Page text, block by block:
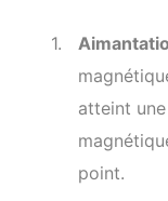
atteint
point.